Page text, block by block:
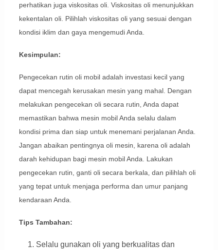
perhatikan juga viskositas oli. Viskositas oli menunjukkan
kekentalan oli. Pilihlah viskositas oli yang sesuai dengan
kondisi iklim dan gaya mengemudi Anda.
Kesimpulan:
Pengecekan rutin oli mobil adalah investasi kecil yang
dapat mencegah kerusakan mesin yang mahal. Dengan
melakukan pengecekan oli secara rutin, Anda dapat
memastikan bahwa mesin mobil Anda selalu dalam
kondisi prima dan siap untuk menemani perjalanan Anda.
Jangan abaikan pentingnya oli mesin, karena oli adalah
darah kehidupan bagi mesin mobil Anda. Lakukan
pengecekan rutin, ganti oli secara berkala, dan pilihlah oli
yang tepat untuk menjaga performa dan umur panjang
kendaraan Anda.
Tips Tambahan:
Selalu gunakan oli yang berkualitas dan